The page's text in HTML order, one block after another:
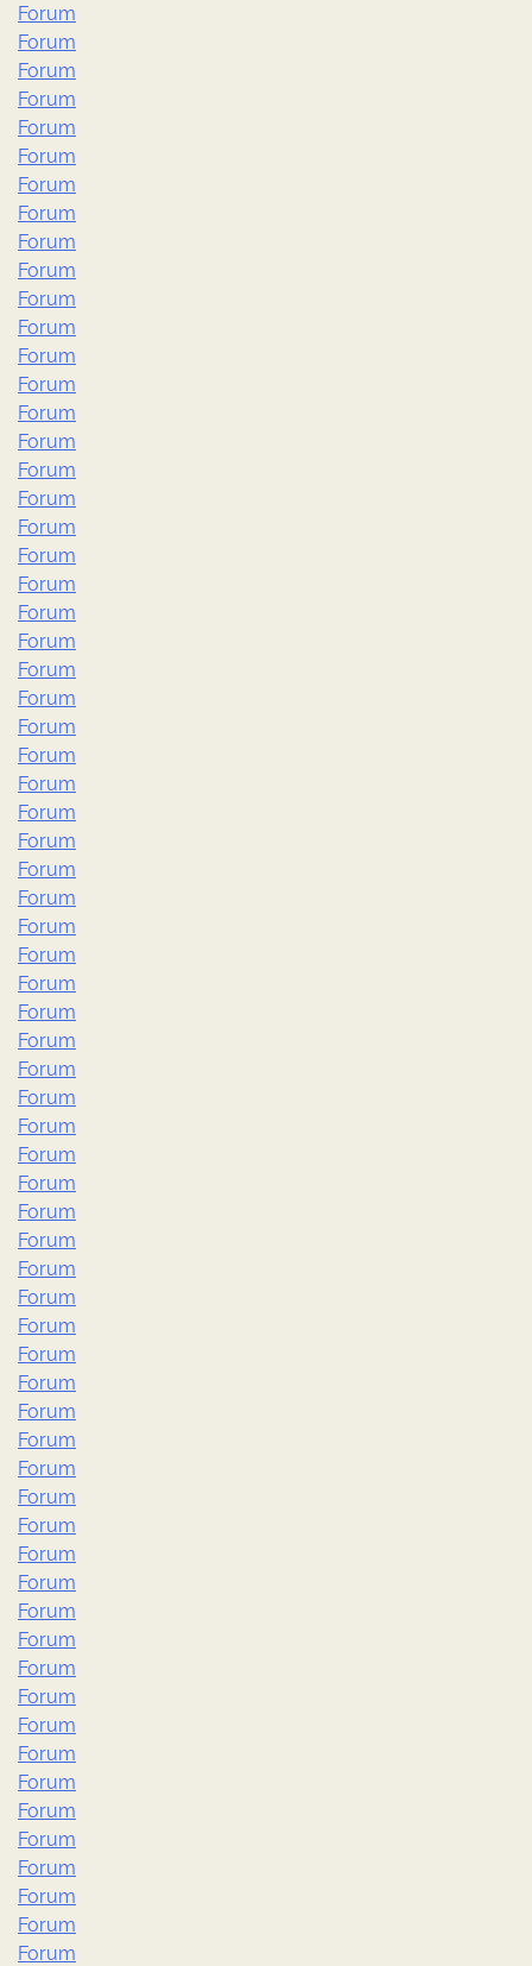
Forum
Forum
Forum
Forum
Forum
Forum
Forum
Forum
Forum
Forum
Forum
Forum
Forum
Forum
Forum
Forum
Forum
Forum
Forum
Forum
Forum
Forum
Forum
Forum
Forum
Forum
Forum
Forum
Forum
Forum
Forum
Forum
Forum
Forum
Forum
Forum
Forum
Forum
Forum
Forum
Forum
Forum
Forum
Forum
Forum
Forum
Forum
Forum
Forum
Forum
Forum
Forum
Forum
Forum
Forum
Forum
Forum
Forum
Forum
Forum
Forum
Forum
Forum
Forum
Forum
Forum
Forum
Forum
Forum